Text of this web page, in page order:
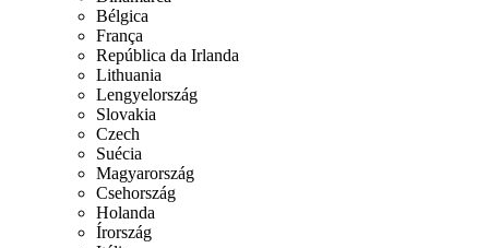
Bélgica
França
República da Irlanda
Lithuania
Lengyelország
Slovakia
Czech
Suécia
Magyarország
Csehország
Holanda
Írország